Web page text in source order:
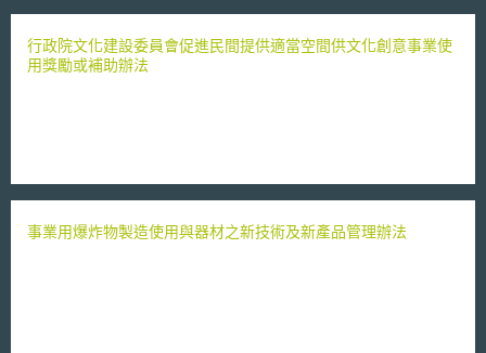
行政院文化建設委員會促進民間提供適當空間供文化創意事業使
用獎勵或補助辦法
事業用爆炸物製造使用與器材之新技術及新產品管理辦法